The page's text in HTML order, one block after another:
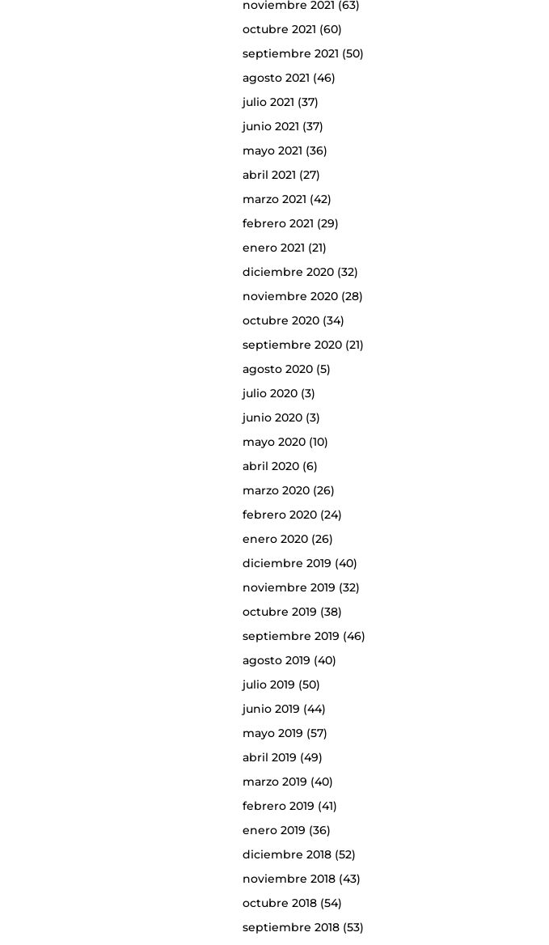
noviembre 2021 (63)
octubre 2021 (60)
septiembre 2021 (50)
agosto 2021 (46)
julio 2021 (37)
junio 2021 (37)
mayo 2021 (36)
abril 2021 (27)
marzo 2021 (42)
febrero 2021 (29)
enero 2021 (21)
diciembre 2020(32)
noviembre 2020(28)
octubre 2020(34)
septiembre 2020(21)
agosto 2020(5)
julio 2020(3)
junio 2020(3)
mayo 2020(10)
abril 2020(6)
marzo 2020(26)
febrero 2020(24)
enero 2020(26)
diciembre 2019 (40)
noviembre 2019 (32)
octubre 2019 (38)
septiembre 2019 (46)
agosto 2019 (40)
julio 2019 (50)
junio 2019 (44)
mayo 2019 (57)
abril 2019 (49)
marzo 2019 (40)
febrero 2019 (41)
enero 2019 (36)
diciembre 2018(52)
noviembre 2018(43)
octubre 2018(54)
septiembre 2018(53)